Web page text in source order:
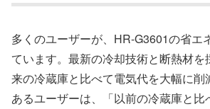
多くのユーザーが、HR-G3601の省エ
ています。最新の冷却技術と断熱材を
来の冷蔵庫と比べて電気代を大幅に削
あるユーザーは、「以前の冷蔵庫と比